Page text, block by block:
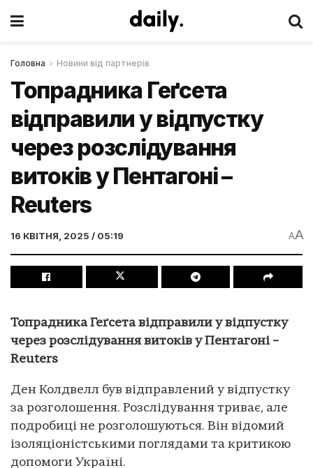
Головна Новини від партнерів
Топрадника Геґсета
відправили у відпустку
через розслідування
витоків у Пентагоні –
Reuters
16 КВІТНЯ, 2025 / 05:19 AA
Топрадника Геґсета відправили у відпустку
через розслідування витоків у Пентагоні –
Reuters
Ден Колдвелл був відправлений у відпустку
за розголошення. Розслідування триває, але
подробиці не розголошуються. Він відомий
ізоляціоністськими поглядами та критикою
допомоги Україні.